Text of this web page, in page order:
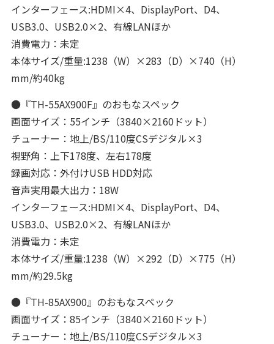
インターフェース:HDMI×4、DisplayPort、D4、
USB3.0、USB2.0×2、有線LANほか
消費電力：未定
本体サイズ/重量:1238（W）×283（D）×740（H）
mm/約40kg
●『TH-55AX900F』のおもなスペック
画面サイズ：55インチ（3840×2160ドット）
チューナー：地上/BS/110度CSデジタル×3
視野角：上下178度、左右178度
録画対応：外付けUSB HDD対応
音声実用最大出力：18W
インターフェース:HDMI×4、DisplayPort、D4、
USB3.0、USB2.0×2、有線LANほか
消費電力：未定
本体サイズ/重量:1238（W）×292（D）×775（H）
mm/約29.5kg
●『TH-85AX900』のおもなスペック
画面サイズ：85インチ（3840×2160ドット）
チューナー：地上/BS/110度CSデジタル×3